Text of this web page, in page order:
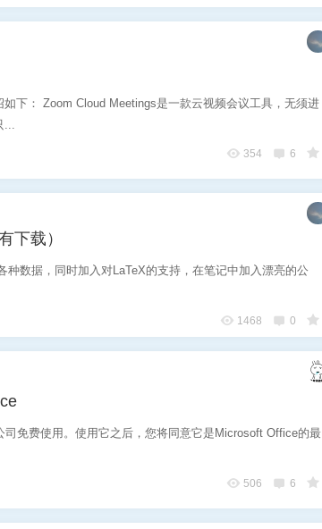
下： Zoom Cloud Meetings是一款云视频会议工具，无须进
...
354 6
下载）
数据，同时加入对LaTeX的支持，在笔记中加入漂亮的公
1468 0
免费使用。使用它之后，您将同意它是Microsoft Office的最
506 6
QQ登录